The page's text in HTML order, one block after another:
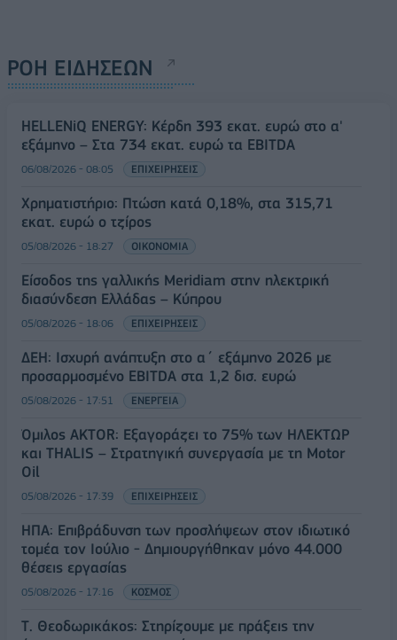
ΡΟΗ ΕΙΔΗΣΕΩΝ
HELLENiQ ENERGY: Κέρδη 393 εκατ. ευρώ στο α'
εξάμηνο – Στα 734 εκατ. ευρώ τα EBITDA
06/08/2026 - 08:05 ΕΠΙΧΕΙΡΗΣΕΙΣ
Χρηματιστήριο: Πτώση κατά 0,18%, στα 315,71
εκατ. ευρώ ο τζίρος
05/08/2026 - 18:27 ΟΙΚΟΝΟΜΙΑ
Είσοδος της γαλλικής Meridiam στην ηλεκτρική
διασύνδεση Ελλάδας – Κύπρου
05/08/2026 - 18:06 ΕΠΙΧΕΙΡΗΣΕΙΣ
ΔΕΗ: Ισχυρή ανάπτυξη στο α΄ εξάμηνο 2026 με
προσαρμοσμένο EBITDA στα 1,2 δισ. ευρώ
05/08/2026 - 17:51 ΕΝΕΡΓΕΙΑ
Όμιλος AKTOR: Εξαγοράζει το 75% των ΗΛΕΚΤΩΡ
και THALIS – Στρατηγική συνεργασία με τη Motor
Oil
05/08/2026 - 17:39 ΕΠΙΧΕΙΡΗΣΕΙΣ
ΗΠΑ: Επιβράδυνση των προσλήψεων στον ιδιωτικό
τομέα τον Ιούλιο - Δημιουργήθηκαν μόνο 44.000
θέσεις εργασίας
05/08/2026 - 17:16 ΚΟΣΜΟΣ
Τ. Θεοδωρικάκος: Στηρίζουμε με πράξεις την